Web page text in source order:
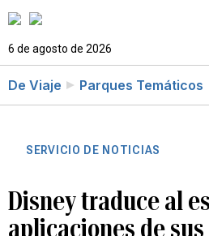
6 de agosto de 2026
De Viaje Parques Temáticos
SERVICIO DE NOTICIAS
Disney traduce al
aplicaciones de